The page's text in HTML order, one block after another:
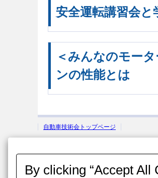
安全運転講習会と
＜みんなのモー
ンの性能とは
自動車技術会トップページ
By clicking “Accept All